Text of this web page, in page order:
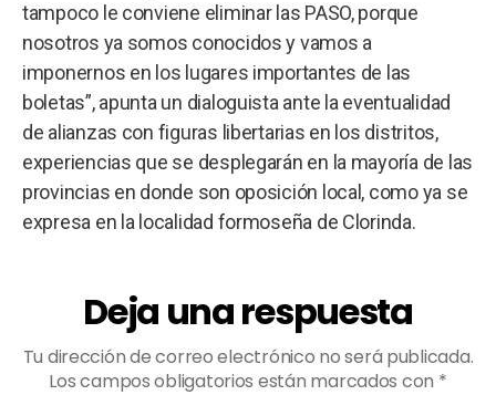
tampoco le conviene eliminar las PASO, porque
nosotros ya somos conocidos y vamos a
imponernos en los lugares importantes de las
boletas”, apunta un dialoguista ante la eventualidad
de alianzas con figuras libertarias en los distritos,
experiencias que se desplegarán en la mayoría de las
provincias en donde son oposición local, como ya se
expresa en la localidad formoseña de Clorinda.
Deja una respuesta
Tu dirección de correo electrónico no será publicada.
Los campos obligatorios están marcados con *